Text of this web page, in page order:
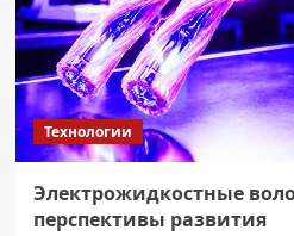
Технологии
Электрожидкостные
перспективы развития